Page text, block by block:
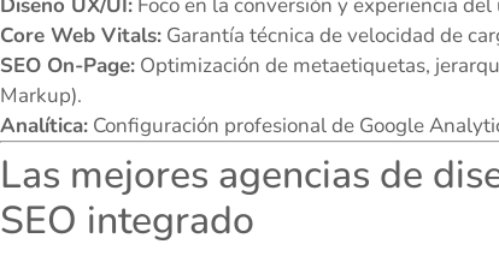
Core Web Vitals: Garantía técnica de velocidad de
SEO On-Page: Optimización de metaetiquetas,
Markup).
Analítica: Configuración profesional de Google
Las mejores agencias de
SEO integrado